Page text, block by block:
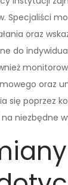
Specjaliści
oraz
do
oraz
się poprzez
niezbędne